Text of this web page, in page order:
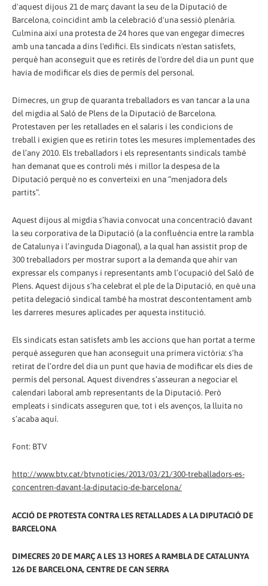
d'aquest dijous 21 de març davant la seu de la Diputació de
Barcelona, coincidint amb la celebració d'una sessió plenària.
Culmina així una protesta de 24 hores que van engegar dimecres
amb una tancada a dins l'edifici. Els sindicats n'estan satisfets,
perquè han aconseguit que es retirés de l'ordre del dia un punt que
havia de modificar els dies de permís del personal.
Dimecres, un grup de quaranta treballadors es van tancar a la una
del migdia al Saló de Plens de la Diputació de Barcelona.
Protestaven per les retallades en el salaris i les condicions de
treball i exigien que es retirin totes les mesures implementades des
de l’any 2010. Els treballadors i els representants sindicals també
han demanat que es controli més i millor la despesa de la
Diputació perquè no es converteixi en una “menjadora dels
partits”.
Aquest dijous al migdia s’havia convocat una concentració davant
la seu corporativa de la Diputació (a la confluència entre la rambla
de Catalunya i l’avinguda Diagonal), a la qual han assistit prop de
300 treballadors per mostrar suport a la demanda que ahir van
expressar els companys i representants amb l’ocupació del Saló de
Plens. Aquest dijous s’ha celebrat el ple de la Diputació, en què una
petita delegació sindical també ha mostrat descontentament amb
les darreres mesures aplicades per aquesta institució.
Els sindicats estan satisfets amb les accions que han portat a terme
perquè asseguren que han aconseguit una primera victòria: s’ha
retirat de l’ordre del dia un punt que havia de modificar els dies de
permís del personal. Aquest divendres s’asseuran a negociar el
calendari laboral amb representants de la Diputació. Però
empleats i sindicats asseguren que, tot i els avenços, la lluita no
s’acaba aquí.
Font: BTV
http://www.btv.cat/btvnoticies/2013/03/21/300-treballadors-es-
concentren-davant-la-diputacio-de-barcelona/
ACCIÓ DE PROTESTA CONTRA LES RETALLADES A LA DIPUTACIÓ DE
BARCELONA
DIMECRES 20 DE MARÇ A LES 13 HORES A RAMBLA DE CATALUNYA
126 DE BARCELONA, CENTRE DE CAN SERRA